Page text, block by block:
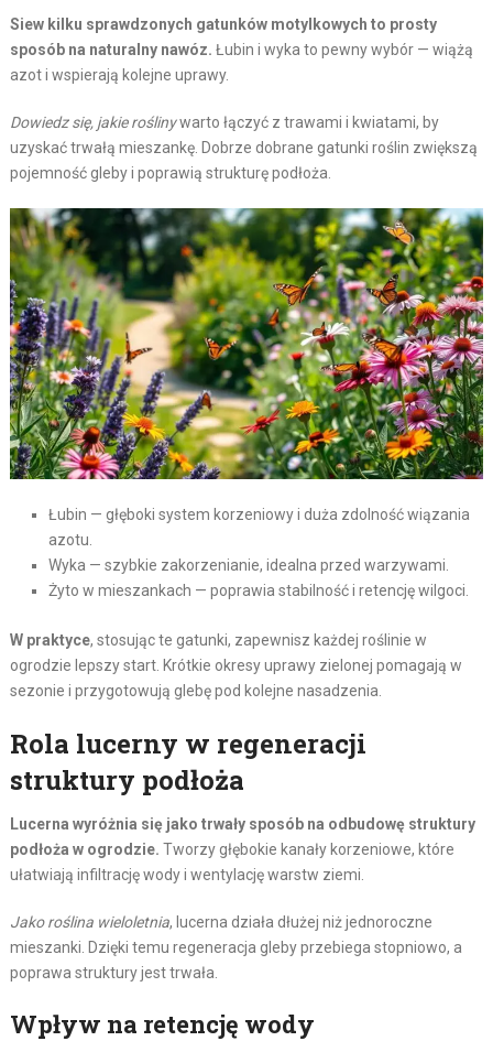
Siew kilku sprawdzonych gatunków motylkowych to prosty
sposób na naturalny nawóz. Łubin i wyka to pewny wybór — wiążą
azot i wspierają kolejne uprawy.
Dowiedz się, jakie roślinywarto łączyć z trawami i kwiatami, by
uzyskać trwałą mieszankę. Dobrze dobrane gatunki roślin zwiększą
pojemność gleby i poprawią strukturę podłoża.
Łubin — głęboki system korzeniowy i duża zdolność wiązania
azotu.
Wyka — szybkie zakorzenianie, idealna przed warzywami.
Żyto w mieszankach — poprawia stabilność i retencję wilgoci.
W praktyce, stosując te gatunki, zapewnisz każdej roślinie w
ogrodzie lepszy start. Krótkie okresy uprawy zielonej pomagają w
sezonie i przygotowują glebę pod kolejne nasadzenia.
Rola lucerny w regeneracji
struktury podłoża
Lucerna wyróżnia się jako trwały sposób na odbudowę struktury
podłoża w ogrodzie. Tworzy głębokie kanały korzeniowe, które
ułatwiają infiltrację wody i wentylację warstw ziemi.
Jako roślina wieloletnia, lucerna działa dłużej niż jednoroczne
mieszanki. Dzięki temu regeneracja gleby przebiega stopniowo, a
poprawa struktury jest trwała.
Wpływ na retencję wody